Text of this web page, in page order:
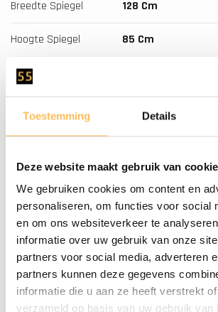
Toestemming Details
Deze website maakt gebruik van
We gebruiken cookies om content en
personaliseren, om functies voor social
en om ons websiteverkeer te
informatie over uw gebruik van onze
partners voor social media, adverteren
partners kunnen deze gegevens
informatie die u aan ze heeft verstrekt
verzameld op basis van uw gebruik van
Breedte Spiegel 128 Cm
Hoogte Spiegel 85 Cm
Soft-Close
Waskom
Montage
Dit Meubel Wordt
Geleverd
Onderhoud
Door De
Temperatuur
Altijd Nog Iets
Aan De Lades Na